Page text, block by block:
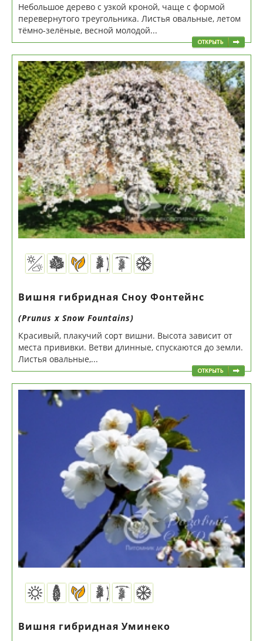
Небольшое дерево с узкой кроной, чаще с формой
перевернутого треугольника. Листья овальные, летом
тёмно-зелёные, весной молодой...
Вишня гибридная Сноу Фонтейнс
(Prunus х Snow Fountains)
Красивый, плакучий сорт вишни. Высота зависит от
места прививки. Ветви длинные, спускаются до земли.
Листья овальные,...
Вишня гибридная Уминеко